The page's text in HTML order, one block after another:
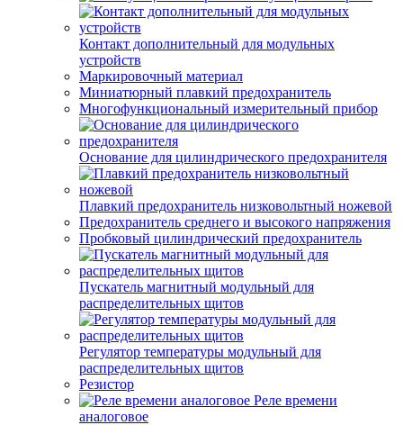
Контакт дополнительный для модульных
устройств
Маркировочный материал
Миниатюрный плавкий предохранитель
Многофункциональный измерительный прибор
Основание для цилиндрического предохранителя
Плавкий предохранитель низковольтный ножевой
Предохранитель среднего и высокого напряжения
Пробковый цилиндрический предохранитель
Пускатель магнитный модульный для
распределительных щитов
Регулятор температуры модульный для
распределительных щитов
Резистор
Реле времени
аналоговое